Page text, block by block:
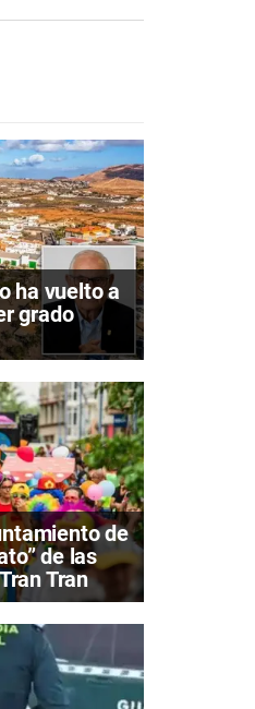
ha vuelto a
grado
de
de las
Tran